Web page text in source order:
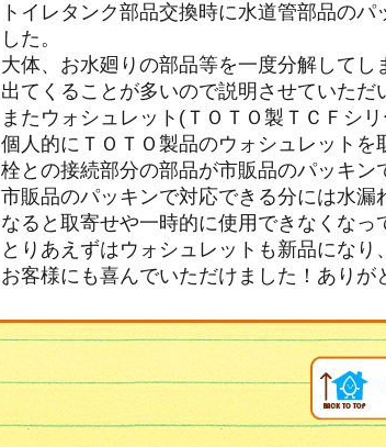
トイレタンク部品交換時に水道管部品の
した。
大体、お水廻りの部品等を一度分解して
出てくることが多いので説明させていただ
またウォシュレット(ＴＯＴＯ製ＴＣＦシリ
個人的にＴＯＴＯ製品のウォシュレット
栓との接続部分の部品が市販品のパッキン
市販品のパッキンで対応できる分には水
なると取寄せや一時的に使用できなくなっ
とりあえずはウォシュレットも新品になり
お客様にも喜んでいただけました！ありが